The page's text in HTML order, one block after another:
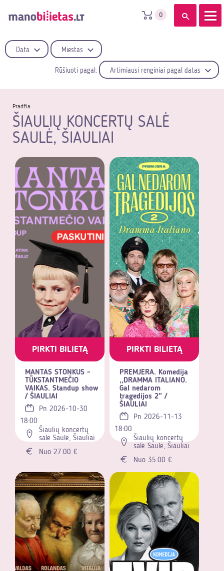
0
Data Miestas
Rūšiuoti pagal: Artimiausi renginiai pagal datas
Pradžia
ŠIAULIŲ KONCERTŲ SALĖ
SAULĖ, ŠIAULIAI
PIRKTI BILIETĄ
MANTAS STONKUS -
TŪKSTANTMEČIO
VAIKAS. Standup show
/ ŠIAULIAI
Pn 2026-10-30
18:00
Šiaulių koncertų
salė Saulė, Šiauliai
Nuo 27.00 €
PIRKTI BILIETĄ
PREMJERA. Komedija
,,DRAMMA ITALIANO.
Gal nedarom
tragedijos 2” /
ŠIAULIAI
Pn 2026-11-13
18:00
Šiaulių koncertų
salė Saulė, Šiauliai
Nuo 35.00 €